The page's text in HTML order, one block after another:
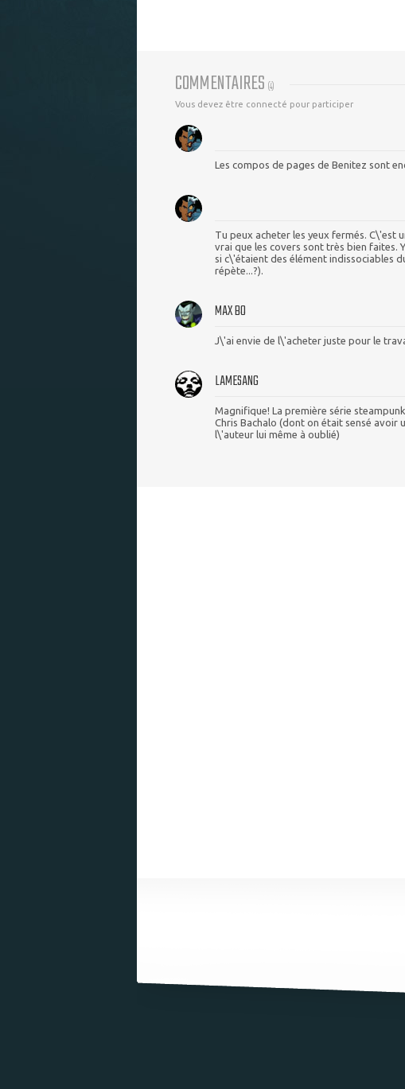
COMMENTAIRES (4)
Vous devez être connecté pour participer
Les compos de pages de Benitez sont
Tu peux acheter les yeux fermés. C\'est
vrai que les covers sont très bien faites.
si c\'étaient des élément indissociables
répète...?).
MAX BO
J\'ai envie de l\'acheter juste pour le
LAMESANG
Magnifique! La première série
Chris Bachalo (dont on était sensé avoir
l\'auteur lui même à oublié)